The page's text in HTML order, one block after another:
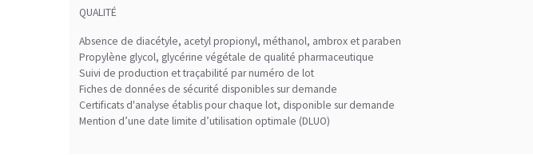
QUALITÉ
Absence de diacétyle, acetyl propionyl, méthanol, ambrox et paraben
Propylène glycol, glycérine végétale de qualité pharmaceutique
Suivi de production et traçabilité par numéro de lot
Fiches de données de sécurité disponibles sur demande
Certificats d'analyse établis pour chaque lot, disponible sur demande
Mention d’une date limite d’utilisation optimale (DLUO)